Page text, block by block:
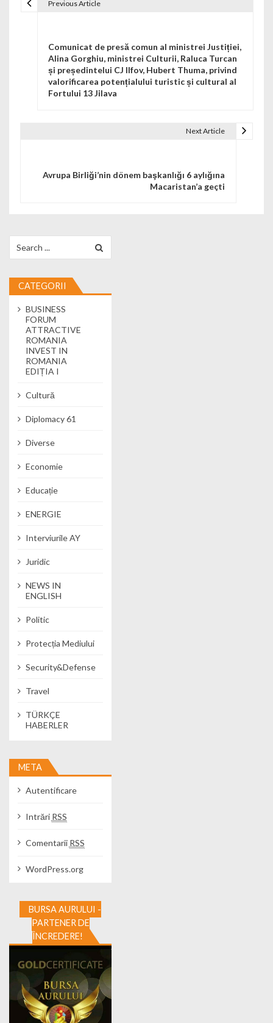
Previous Article
Comunicat de presă comun al ministrei Justiției,
Alina Gorghiu, ministrei Culturii, Raluca Turcan
și președintelui CJ Ilfov, Hubert Thuma, privind
valorificarea potențialului turistic și cultural al
Fortului 13 Jilava
Next Article
Avrupa Birliği’nin dönem başkanlığı 6 aylığına
Macaristan’a geçti
CATEGORII
BUSINESS
FORUM
ATTRACTIVE
ROMANIA
INVEST IN
ROMANIA
EDIȚIA I
Cultură
Diplomacy 61
Diverse
Economie
Educație
ENERGIE
Interviurile AY
Juridic
NEWS IN
ENGLISH
Politic
Protecția Mediului
Security&Defense
Travel
TÜRKÇE
HABERLER
META
Autentificare
Intrări RSS
Comentarii RSS
WordPress.org
BURSA AURULUI -
PARTENER DE
ÎNCREDERE!